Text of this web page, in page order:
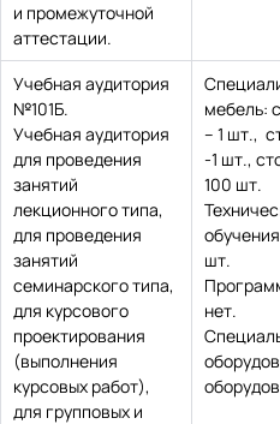
и промежуточной
аттестации.
Учебная аудитория
№101Б.
Учебная аудитория
для проведения
занятий
лекционного типа,
для проведения
занятий
семинарского типа,
для курсового
проектирования
(выполнения
курсовых работ),
для групповых и
мебель:
– 1 шт.,
-1 шт.,
100 шт.
шт.
нет.